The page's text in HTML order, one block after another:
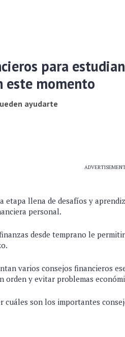
para
momento
ayudarte
etapa llena de desafíos y
personal.
desde temprano le
varios consejos financieros
orden y evitar problemas
cuáles son los importantes